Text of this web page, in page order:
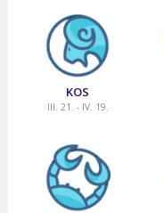
KOS
III. 21. - IV. 19.